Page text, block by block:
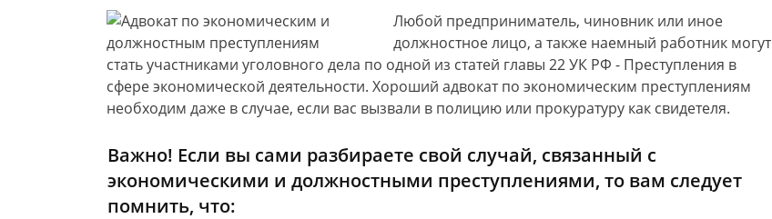
Любой предприниматель, чиновник или иное
должностное лицо, а также наемный работник могут
стать участниками уголовного дела по одной из статей главы 22 УК РФ - Преступления в
сфере экономической деятельности. Хороший адвокат по экономическим преступлениям
необходим даже в случае, если вас вызвали в полицию или прокуратуру как свидетеля.
Важно! Если вы сами разбираете свой случай, связанный с
экономическими и должностными преступлениями, то вам следует
помнить, что: